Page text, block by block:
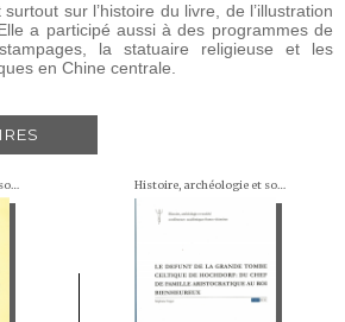
sur l’histoire du livre, de l’illustration
a participé aussi à des programmes de
la statuaire religieuse et les
en Chine centrale.
Histoire, archéologie et société. Conférences académiques franco-chinoises Histoire, archéologie et société. Conférences académiques franco-chinoises